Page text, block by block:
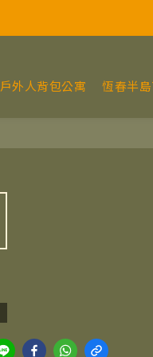
戶外人背包公寓 恆春半